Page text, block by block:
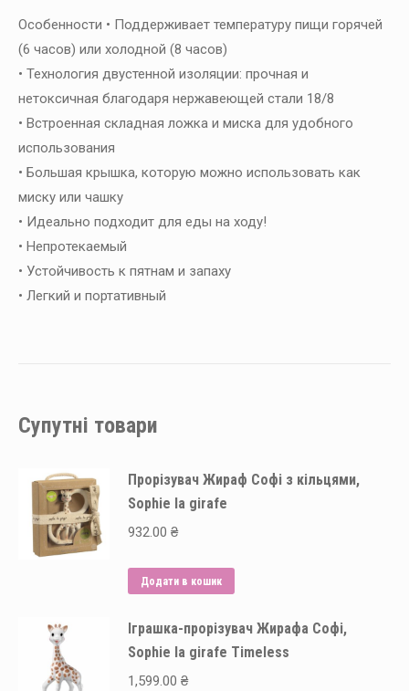
Особенности • Поддерживает температуру пищи горячей
(6 часов) или холодной (8 часов)
• Технология двустенной изоляции: прочная и
нетоксичная благодаря нержавеющей стали 18/8
• Встроенная складная ложка и миска для удобного
использования
• Большая крышка, которую можно использовать как
миску или чашку
• Идеально подходит для еды на ходу!
• Непротекаемый
• Устойчивость к пятнам и запаху
• Легкий и портативный
Супутні товари
Прорізувач Жираф Софі з кільцями,
Sophie la girafe
932.00 ₴
Додати в кошик
Іграшка-прорізувач Жирафа Софі,
Sophie la girafe Timeless
1,599.00 ₴